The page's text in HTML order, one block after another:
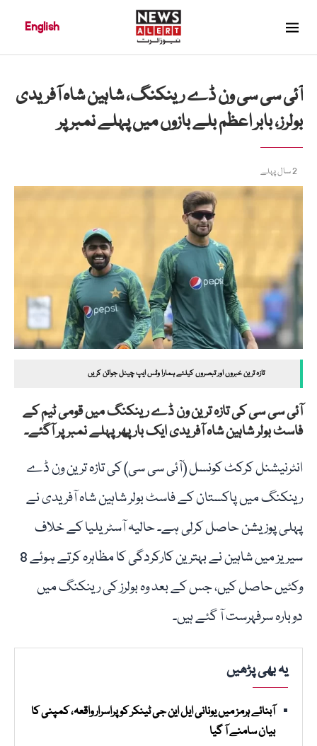
English
آئی سی سی ون ڈے رینکنگ، شاہین شاہ آفریدی
بولرز، بابر اعظم بلے بازوں میں پہلے نمبر پر
2 سال پہلے
تازہ ترین خبروں اور تبصروں کیلئے ہمارا وٹس ایپ چینل جوائن کریں
آئی سی سی کی تازہ ترین ون ڈے رینکنگ میں قومی ٹیم کے
فاسٹ بولر شاہین شاہ آفریدی ایک بار پھر پہلے نمبر پر آگئے۔
انٹرنیشنل کرکٹ کونسل (آئی سی سی) کی تازہ ترین ون ڈے
رینکنگ میں پاکستان کے فاسٹ بولر شاہین شاہ آفریدی نے
پہلی پوزیشن حاصل کرلی ہے۔ حالیہ آسٹریلیا کے خلاف
سیریز میں شاہین نے بہترین کارکردگی کا مظاہرہ کرتے ہوئے 8
وکٹیں حاصل کیں، جس کے بعد وہ بولرز کی رینکنگ میں
دوبارہ سرفہرست آ گئے ہیں۔
یہ بھی پڑھیں
آبنائے ہرمز میں یونانی ایل این جی ٹینکر کو پراسرار واقعہ، کمپنی کا
بیان سامنے آ گیا